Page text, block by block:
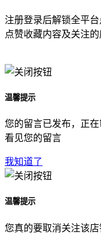
注册登录后解锁全平台
点赞收藏内容及关注
温馨提示
您的留言已发布，正
看见您的留言
我知道了
温馨提示
您真的要取消关注该店